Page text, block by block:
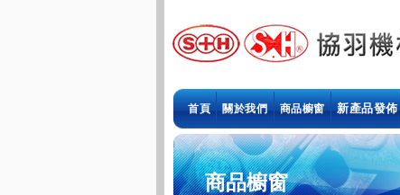
首頁 關於我們 商品櫥窗 新產品發佈
商品櫥窗